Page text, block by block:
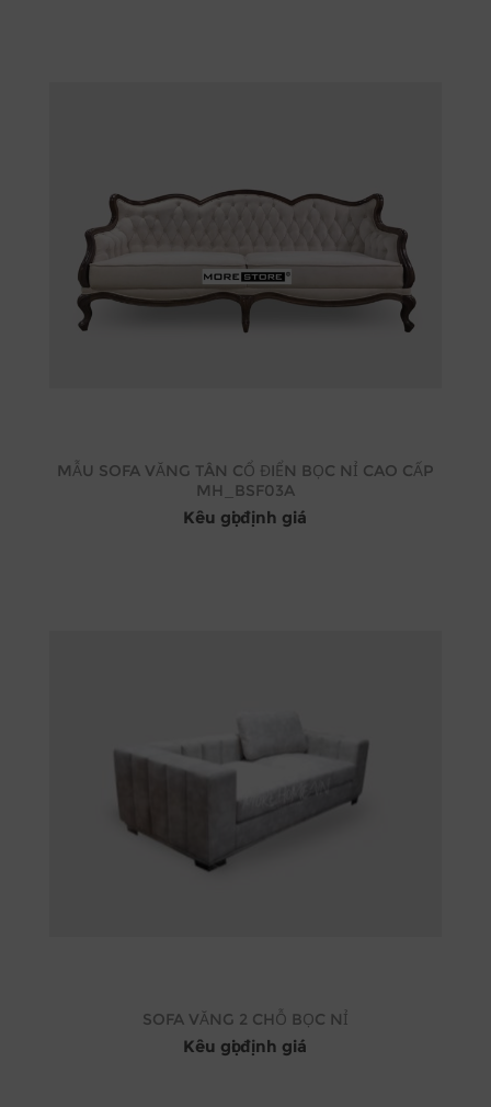
MẪU SOFA VĂNG TÂN CỔ ĐIỂN BỌC NỈ CAO CẤP
MH_BSF03A
Kêu gọi định giá
SOFA VĂNG 2 CHỖ BỌC NỈ
Kêu gọi định giá